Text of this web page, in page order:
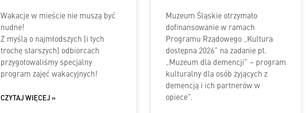
Wakacje w mieście nie muszą być
nudne!
Z myślą o najmłodszych (i tych
trochę starszych) odbiorcach
przygotowaliśmy specjalny
program zajęć wakacyjnych!
CZYTAJ WIĘCEJ »
Muzeum Śląskie otrzymało
dofinansowanie w ramach
Programu Rządowego „Kultura
dostępna 2026” na zadanie pt.
„Muzeum dla demencji” – program
kulturalny dla osób żyjących z
demencją i ich partnerów w
opiece”.